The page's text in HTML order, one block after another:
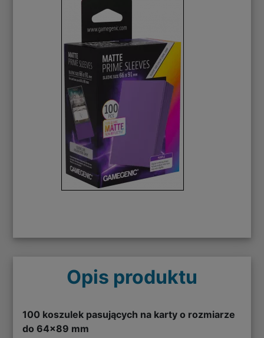
Opis produktu
100 koszulek pasujących na karty o rozmiarze
do 64x89 mm